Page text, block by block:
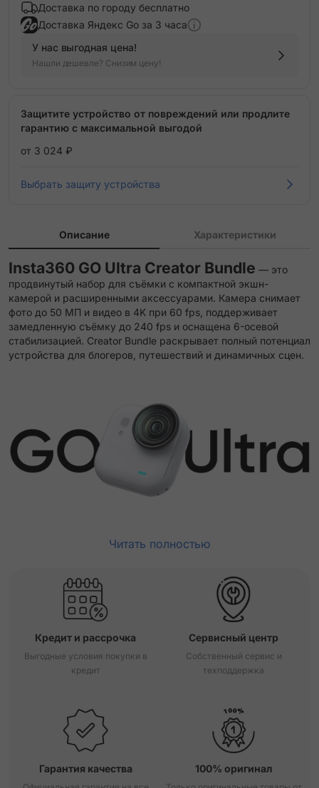
Доставка по городу бесплатно
Доставка Яндекс Go за 3 часа
У нас выгодная цена!
Нашли дешевле? Снизим цену!
Защитите устройство от повреждений или продлите
гарантию с максимальной выгодой
от 3 024 ₽
Выбрать защиту устройства
Описание Характеристики
Insta360 GO Ultra Creator Bundle — это
продвинутый набор для съёмки с компактной экшн-
камерой и расширенными аксессуарами. Камера снимает
фото до 50 МП и видео в 4K при 60 fps, поддерживает
замедленную съёмку до 240 fps и оснащена 6-осевой
стабилизацией. Creator Bundle раскрывает полный потенциал
устройства для блогеров, путешествий и динамичных сцен.
Читать полностью
Кредит и рассрочка
Выгодные условия покупки в
кредит
Сервисный центр
Собственный сервис и
техподдержка
Гарантия качества 100% оригинал